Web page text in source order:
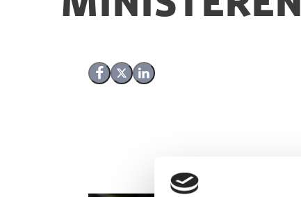
Del på Facebook
Del på X (Twitter)
Del på LinkedIn